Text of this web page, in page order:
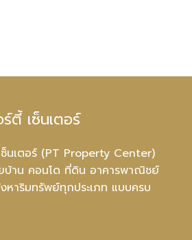
ตี้ เซ็นเตอร์
นเตอร์ (PT Property Center)
บ้าน คอนโด ที่ดิน อาคารพาณิชย์
หาริมทรัพย์ทุกประเภท แบบครบ